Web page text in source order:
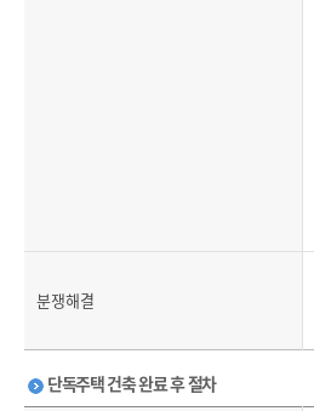
분쟁해결
단독주택 건축 완료 후 절차